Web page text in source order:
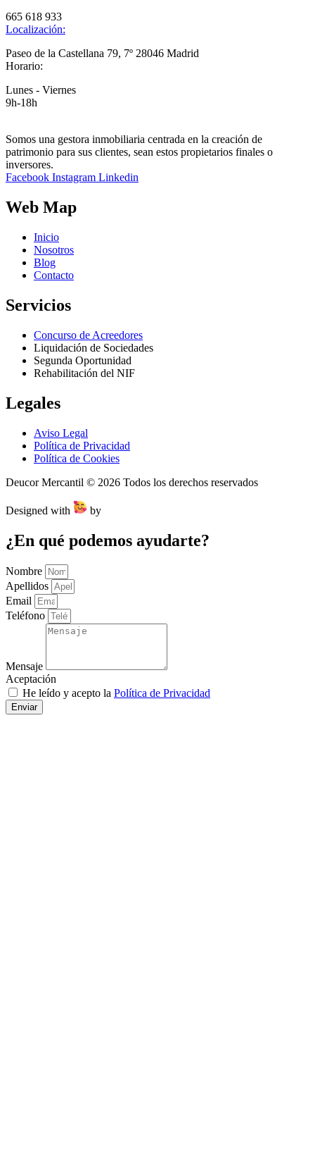
665 618 933
Localización:
Paseo de la Castellana 79, 7º 28046 Madrid
Horario:
Lunes - Viernes
9h-18h
Somos una gestora inmobiliaria centrada en la creación de
patrimonio para sus clientes, sean estos propietarios finales o
inversores.
Facebook Instagram Linkedin
Web Map
Inicio
Nosotros
Blog
Contacto
Servicios
Concurso de Acreedores
Liquidación de Sociedades
Segunda Oportunidad
Rehabilitación del NIF
Legales
Aviso Legal
Política de Privacidad
Política de Cookies
Deucor Mercantil © 2026 Todos los derechos reservados
Designed with by
¿En qué podemos ayudarte?
Nombre
Apellidos
Email
Teléfono
Mensaje
Aceptación
He leído y acepto la Política de Privacidad
Enviar